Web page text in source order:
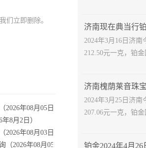
们立即删除。
2026年08月05日）
8月2日）
年08月03日）参考价格
2026年08月05日）
2024年3月16日济
212.50元一克，铂
2024年3月25日济
207.06元一克，铂